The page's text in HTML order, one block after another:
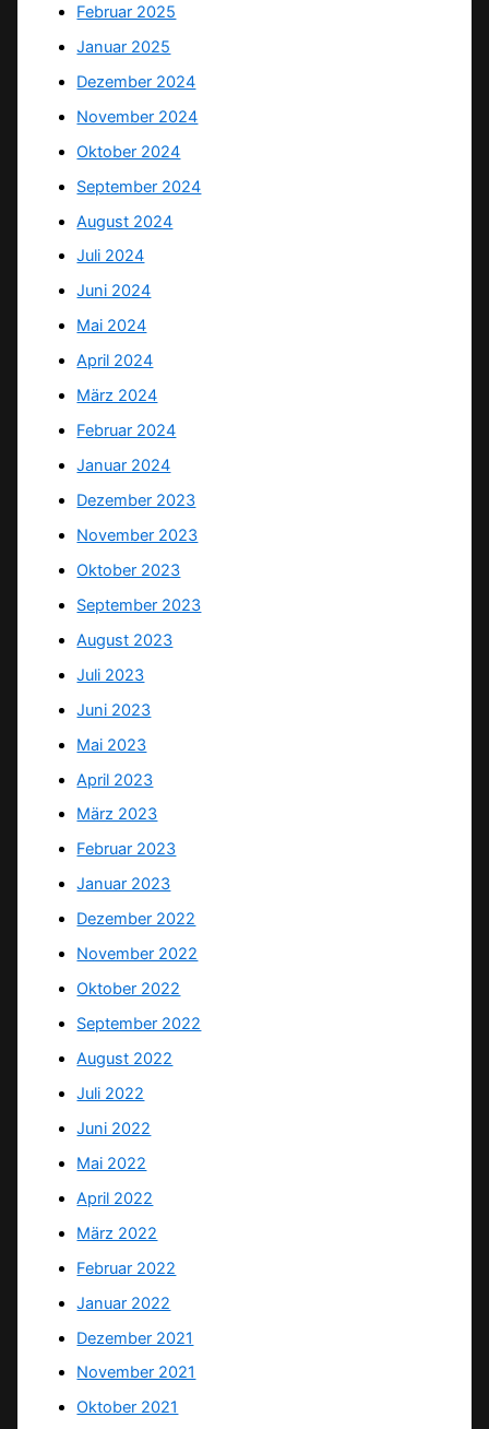
Februar 2025
Januar 2025
Dezember 2024
November 2024
Oktober 2024
September 2024
August 2024
Juli 2024
Juni 2024
Mai 2024
April 2024
März 2024
Februar 2024
Januar 2024
Dezember 2023
November 2023
Oktober 2023
September 2023
August 2023
Juli 2023
Juni 2023
Mai 2023
April 2023
März 2023
Februar 2023
Januar 2023
Dezember 2022
November 2022
Oktober 2022
September 2022
August 2022
Juli 2022
Juni 2022
Mai 2022
April 2022
März 2022
Februar 2022
Januar 2022
Dezember 2021
November 2021
Oktober 2021